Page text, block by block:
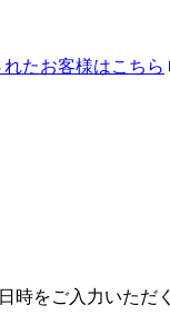
れたお客様はこちら
をご入力いただ